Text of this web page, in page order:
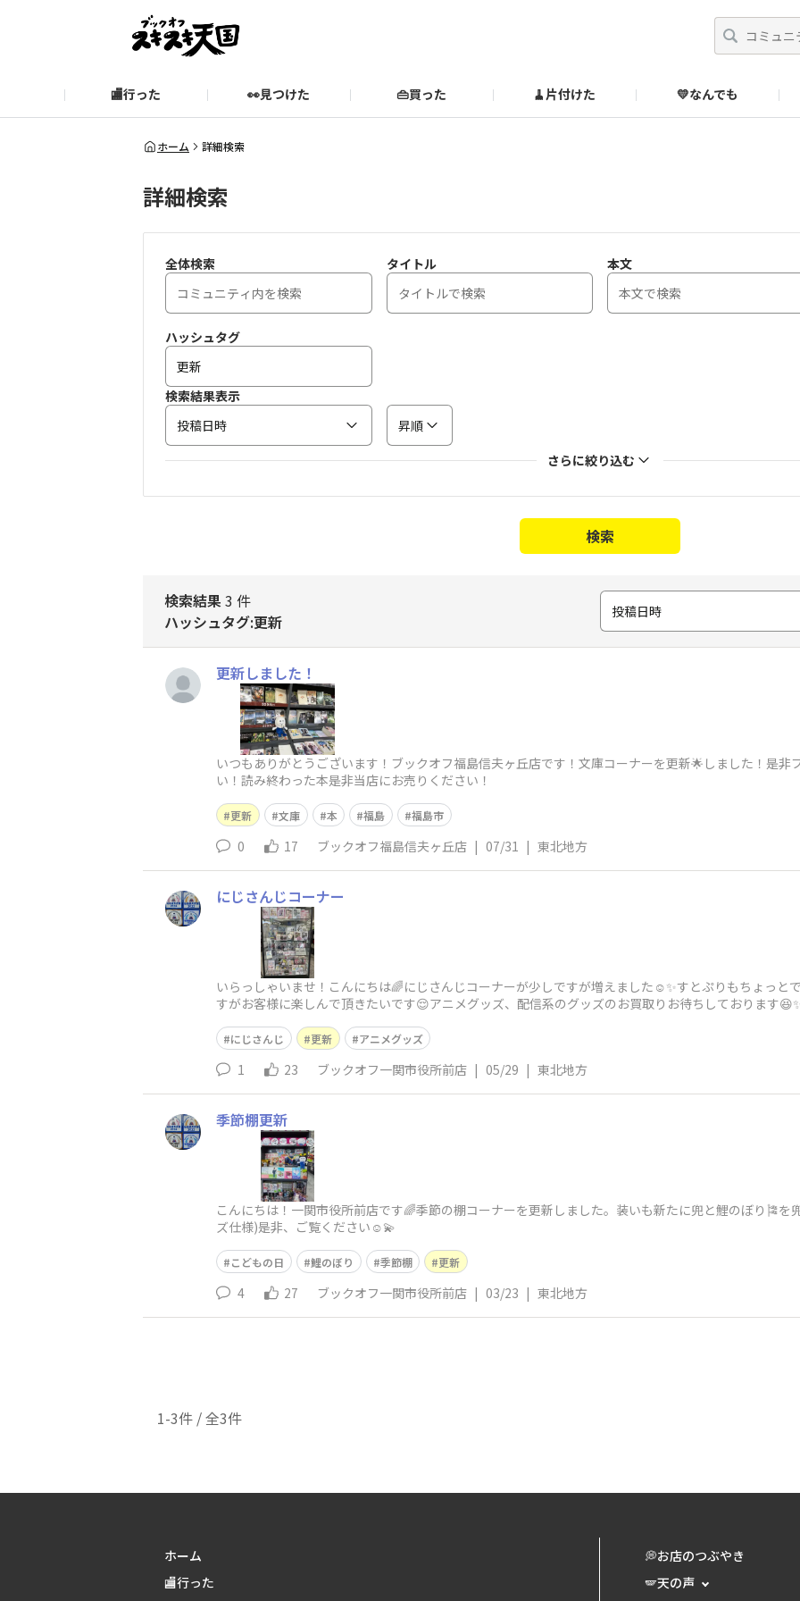
🏬行った 👀見つけた 👜買った 🧹片付けた 💛なんでも
お知らせ 期間限定企画【みんなでお題】
ブックオフ公式サイト
スキスキ天国に関するお問い合わせ
ホーム 詳細検索
詳細検索
全体検索 タイトル 本文
ハッシュタグ
検索結果表示
投稿日時
昇順
さらに絞り込む
検索
検索結果3 件
ハッシュタグ:更新
投稿日時
更新しました！
いつもありがとうございます！ブックオフ福島信夫ヶ丘店です！文庫コーナーを更新🌟しました！是非
い！読み終わった本是非当店にお売りください！
更新 文庫 本 福島 福島市
0 17 ブックオフ福島信夫ヶ丘店 | 07/31 | 東北地方
にじさんじコーナー
いらっしゃいませ！こんにちは🌈にじさんじコーナーが少しですが増えました☺️✨すとぷりもちょっと
すがお客様に楽しんで頂きたいです😌アニメグッズ、配信系のグッズのお買取りお待ちしております
にじさんじ 更新 アニメグッズ
1 23 ブックオフ一関市役所前店 | 05/29 | 東北地方
季節棚更新
こんにちは！一関市役所前店です🌈季節の棚コーナーを更新しました。装いも新たに兜と鯉のぼり🎏を
ズ仕様)是非、ご覧ください☺️💫
こどもの日 鯉のぼり 季節棚 更新
4 27 ブックオフ一関市役所前店 | 03/23 | 東北地方
1-3件 / 全3件
ホーム
🏬行った
💭お店のつぶやき
🪽天の声